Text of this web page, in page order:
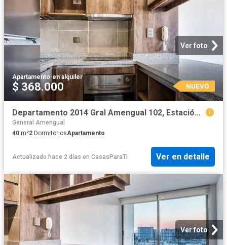
Ver foto
Apartamento·en alquiler
$ 368.000 NUEVO
Departamento 2014 Gral Amengual 102, Estación Central
General Amengual
40 m²2 DormitoriosApartamento
Actualizado hace 2 días en CasasParaTi Ver en detalle
Ver foto